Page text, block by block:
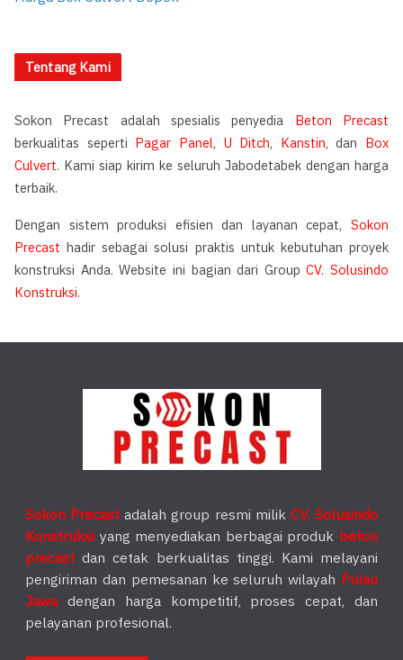
Tentang Kami
Sokon Precast adalah spesialis penyedia Beton Precast
berkualitas seperti Pagar Panel, U Ditch, Kanstin, dan Box
Culvert. Kami siap kirim ke seluruh Jabodetabek dengan harga
terbaik.
Dengan sistem produksi efisien dan layanan cepat, Sokon
Precast hadir sebagai solusi praktis untuk kebutuhan proyek
konstruksi Anda. Website ini bagian dari GroupCV. Solusindo
Konstruksi.
Sokon Precast adalah group resmi milik CV. Solusindo
Konstruksi yang menyediakan berbagai produk beton
precast dan cetak berkualitas tinggi. Kami melayani
pengiriman dan pemesanan ke seluruh wilayah Pulau
Jawadengan harga kompetitif, proses cepat, dan
pelayanan profesional.